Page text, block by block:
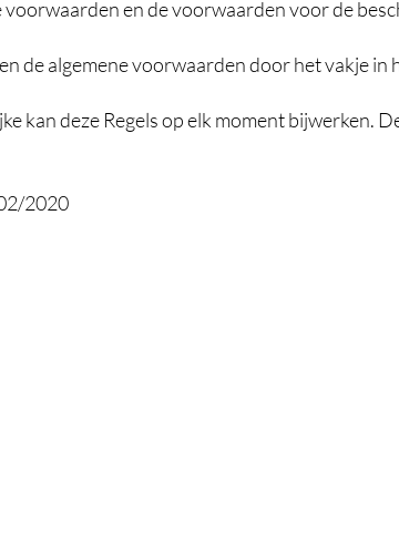
voorwaarden en de voorwaarden voor de
de algemene voorwaarden door het vakje
kan deze Regels op elk moment bijwerken.
2020